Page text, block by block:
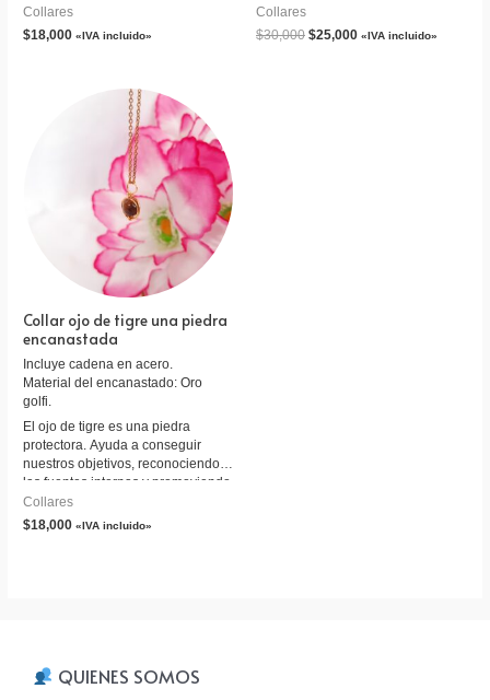
Collares
$18,000 «IVA incluido»
Collares
$30,000 $25,000 «IVA incluido»
Collar ojo de tigre una piedra
encanastada
Incluye cadena en acero.
Material del encanastado: Oro
golfi.
El ojo de tigre es una piedra
protectora. Ayuda a conseguir
nuestros objetivos, reconociendo
las fuentes internas y promoviendo
la claridad de intención. Esta
piedra es útil para reconocer tanto
depresión y eleva el estado de
ánimo.
Collares
$18,000 «IVA incluido»
QUIENES SOMOS